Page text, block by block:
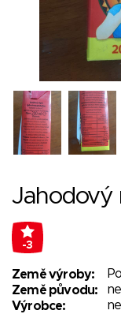
Jahodový
-3
Země výroby:
Země původu:
Výrobce: